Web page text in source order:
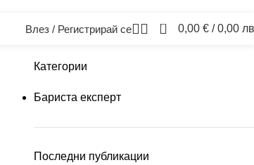
Влез / Регистрирай се 0 0,00 € / 0,00
Категории
Бариста експерт
Последни публикации